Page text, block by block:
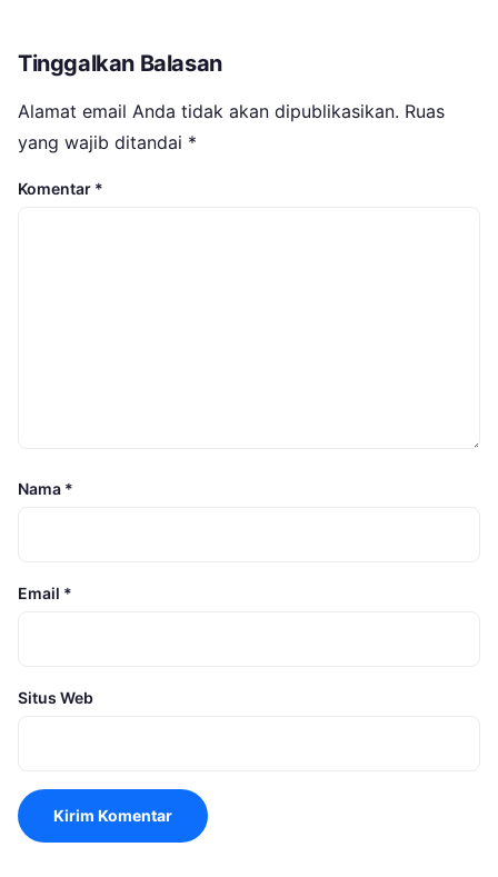
Tinggalkan Balasan
Alamat email Anda tidak akan dipublikasikan. Ruas
yang wajib ditandai *
Komentar *
Nama *
Email *
Situs Web